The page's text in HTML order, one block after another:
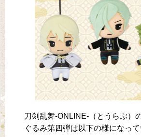
刀剣乱舞-ONLINE-（とうらぶ）
ぐるみ第四弾は以下の様になって